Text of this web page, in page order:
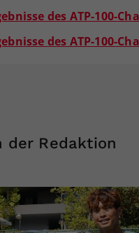
des ATP-100-
des ATP-100-
der Redaktion